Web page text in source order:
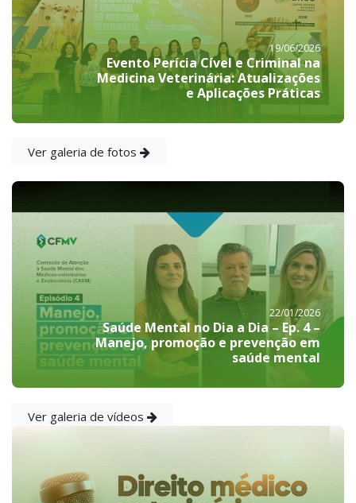
19/06/2026
Evento Perícia Cível e Criminal na
Medicina Veterinária: Atualizações
e Aplicações Práticas
Ver galeria de fotos
22/01/2026
Saúde Mental no Dia a Dia – Ep. 4 –
Manejo, promoção e prevenção em
saúde mental
Ver galeria de vídeos